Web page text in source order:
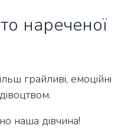
нареченої
грайливі, емоційні
наша дівчина!